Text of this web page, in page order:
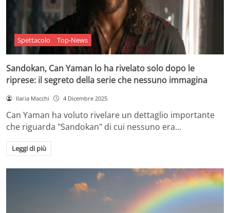
Spettacolo Top-News
Sandokan, Can Yaman lo ha rivelato solo dopo le
riprese: il segreto della serie che nessuno immagina
Ilaria Macchi 4 Dicembre 2025
Can Yaman ha voluto rivelare un dettaglio importante
che riguarda "Sandokan" di cui nessuno era…
Leggi di più